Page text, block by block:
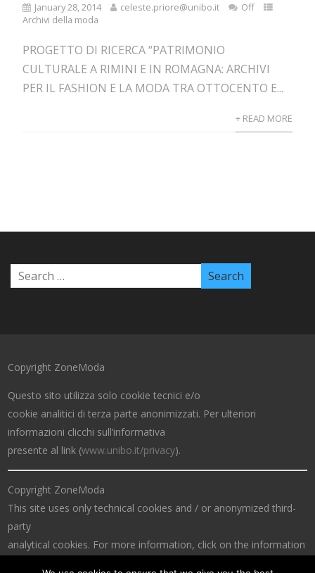
January 28, 2014 celeste.priore@unibo.it
Off
Archivi della moda
PROGETTO DI RICERCA “PATRIMONIO
CULTURALE A RIMINI E IN ROMAGNA: ARCHIVI
PER IL FASHION E LA MODA TRA OTTOCENTO E...
+ READ MORE
Copyright ZoneModa
Questo sito utilizza solo cookie tecnici e/o
cookie analitici di terza parte anonimizzati. Per ulteriori
informazioni clicchi sull’informativa
presente al link (www.unibo.it/privacy).
Copyright ZoneModa
This site uses only technical cookies and / or anonymized third-
party
analytical cookies. For more information, click on the information